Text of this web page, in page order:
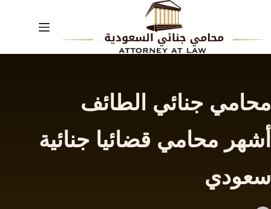
إلى
محامي جنائي الطائف
أشهر محامي قضائيا جنائية
سعودي